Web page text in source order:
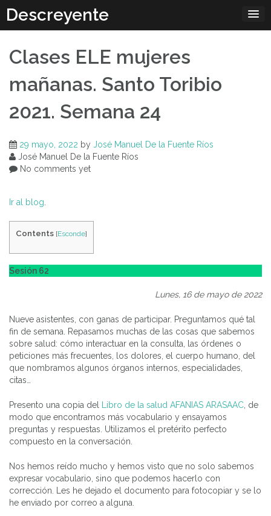
content
Descreyente
Clases ELE mujeres
mañanas. Santo Toribio
2021. Semana 24
29 mayo, 2022 by José Manuel De la Fuente Ríos
José Manuel De la Fuente Ríos
No comments yet
Ir al blog
Contents [Esconde]
Sesión 62
Lunes, 16 de mayo de 2022
Nueve asistentes, con ganas de participar. Preguntamos qué tal
fin de semana. Repasamos muchas de las cosas que sabemos
sobre salud: cómo interactuar en la consulta, las órdenes o
peticiones más frecuentes, los dolores, el cuerpo humano, del
que nombramos algunos órganos internos, especialidades,
citas…
Presento una copia del Libro de la salud AFANIAS ARASAAC , de
modo que encontramos más vocabulario y ensayamos
preguntas y respuestas. Utilizamos el pretérito perfecto
compuesto en la conversación.
Nos hemos reído mucho y hemos visto que no solo sabemos
expresar vocabulario, sino que podemos hacerlo con
corrección. Les he dejado el documento para fotocopiar y se lo
he enviado por correo a alguna.